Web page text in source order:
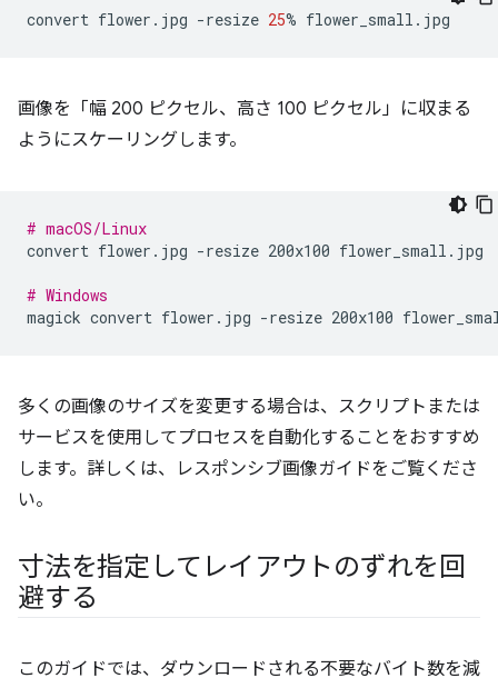
convert flower.jpg -resize 25%
画像を「幅 200 ピクセル、高さ 100 ピクセル」に収まる
ようにスケーリングします。
# macOS/Linux
convert flower.jpg -resize 200x100 flower_small.jpg
# Windows
magick convert flower.jpg -resize 200x100
多くの画像のサイズを変更する場合は、スクリプトまたは
サービスを使用してプロセスを自動化することをおすすめ
します。詳しくは、レスポンシブ画像ガイドをご覧くださ
い。
寸法を指定してレイアウトのずれを回
避する
このガイドでは、ダウンロードされる不要なバイト数を減